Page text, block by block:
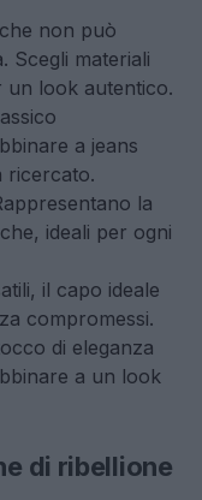
non può
Scegli materiali
un look autentico.
a jeans
ricercato.
la
ideali per ogni
il capo ideale
compromessi.
di eleganza
a un look
di ribellione